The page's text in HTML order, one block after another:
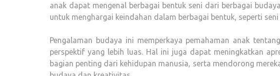
anak dapat mengenal berbagai bentuk seni dari berbagai
untuk menghargai keindahan dalam berbagai bentuk, seperti
Pengalaman budaya ini memperkaya pemahaman anak
perspektif yang lebih luas. Hal ini juga dapat meningkatkan
bagian penting dari kehidupan manusia, serta mendorong